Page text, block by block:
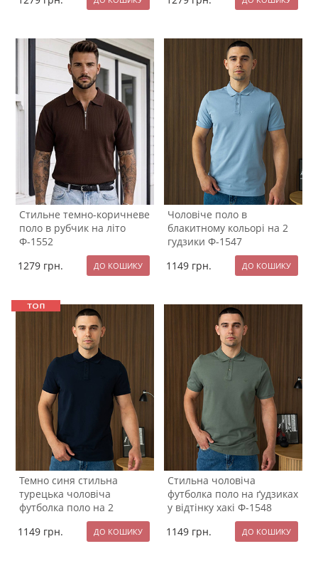
Стильне темно-коричневе
поло в рубчик на літо
Ф-1552
1279 грн.
Чоловіче поло в
блакитному кольорі на 2
гудзики Ф-1547
1149 грн.
Темно синя стильна
турецька чоловіча
футболка поло на 2
ґудзиках Ф-1546
1149 грн.
Стильна чоловіча
футболка поло на ґудзиках
у відтінку хакі Ф-1548
1149 грн.